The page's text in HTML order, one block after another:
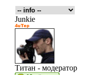
Junkie
Титан - модератор